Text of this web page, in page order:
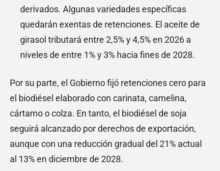
derivados. Algunas variedades específicas
quedarán exentas de retenciones. El aceite de
girasol tributará entre 2,5% y 4,5% en 2026 a
niveles de entre 1% y 3% hacia fines de 2028.
Por su parte, el Gobierno fijó retenciones cero para
el biodiésel elaborado con carinata, camelina,
cártamo o colza. En tanto, el biodiésel de soja
seguirá alcanzado por derechos de exportación,
aunque con una reducción gradual del 21% actual
al 13% en diciembre de 2028.